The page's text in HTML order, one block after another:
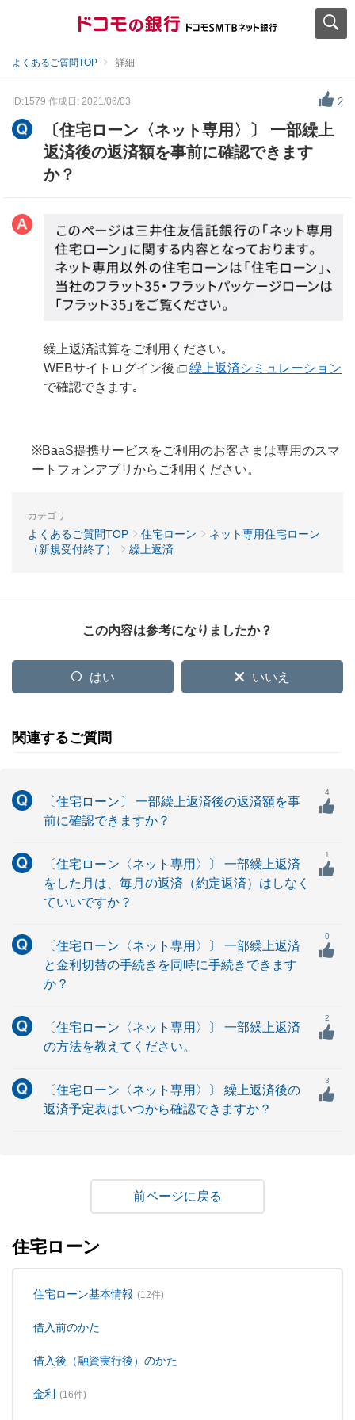
よくあるご質問TOP 詳細
ID:1579 作成日: 2021/06/03 2
〔住宅ローン〈ネット専用〉〕 一部繰上
返済後の返済額を事前に確認できます
か？
繰上返済試算をご利用ください｡
WEBサイトログイン後
繰上返済シミュレーション
で確認できます｡
※BaaS提携サービスをご利用のお客さまは専用のスマ
ートフォンアプリからご利用ください。
カテゴリ
よくあるご質問TOP 住宅ローン
ネット専用住宅ローン
（新規受付終了）
繰上返済
この内容は参考になりましたか？
はい いいえ
関連するご質問
〔住宅ローン〕 一部繰上返済後の返済額を事
前に確認できますか？
4
〔住宅ローン〈ネット専用〉〕 一部繰上返済
をした月は、毎月の返済（約定返済）はしなく
ていいですか？
1
〔住宅ローン〈ネット専用〉〕 一部繰上返済
と金利切替の手続きを同時に手続きできます
か？
0
〔住宅ローン〈ネット専用〉〕 一部繰上返済
の方法を教えてください。
2
〔住宅ローン〈ネット専用〉〕 繰上返済後の
返済予定表はいつから確認できますか？
3
戻る
住宅ローン
住宅ローン基本情報 (12件)
借入前のかた
借入後（融資実行後）のかた
金利 (16件)